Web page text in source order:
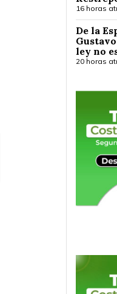
16 horas
De la
ley no
20 horas